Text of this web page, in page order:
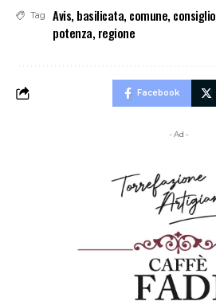
Tag Avis, basilicata, comune, consiglio
potenza, regione
Facebook
- Ad -